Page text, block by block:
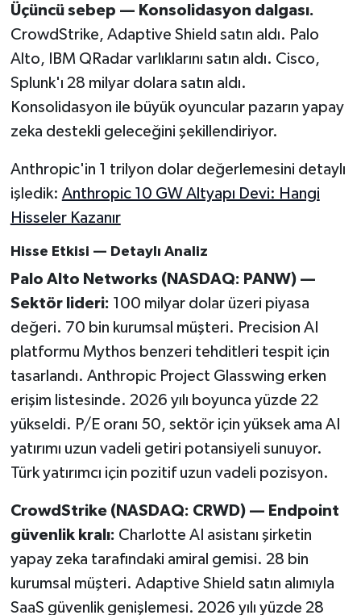
Üçüncü sebep — Konsolidasyon dalgası.
CrowdStrike, Adaptive Shield satın aldı. Palo
Alto, IBM QRadar varlıklarını satın aldı. Cisco,
Splunk'ı 28 milyar dolara satın aldı.
Konsolidasyon ile büyük oyuncular pazarın yapay
zeka destekli geleceğini şekillendiriyor.
Anthropic'in 1 trilyon dolar değerlemesini detaylı
işledik: Anthropic 10 GW Altyapı Devi: Hangi
Hisseler Kazanır
Hisse Etkisi — Detaylı Analiz
Palo Alto Networks (NASDAQ: PANW) —
Sektör lideri: 100 milyar dolar üzeri piyasa
değeri. 70 bin kurumsal müşteri. Precision AI
platformu Mythos benzeri tehditleri tespit için
tasarlandı. Anthropic Project Glasswing erken
erişim listesinde. 2026 yılı boyunca yüzde 22
yükseldi. P/E oranı 50, sektör için yüksek ama AI
yatırımı uzun vadeli getiri potansiyeli sunuyor.
Türk yatırımcı için pozitif uzun vadeli pozisyon.
CrowdStrike (NASDAQ: CRWD) — Endpoint
güvenlik kralı: Charlotte AI asistanı şirketin
yapay zeka tarafındaki amiral gemisi. 28 bin
kurumsal müşteri. Adaptive Shield satın alımıyla
SaaS güvenlik genişlemesi. 2026 yılı yüzde 28